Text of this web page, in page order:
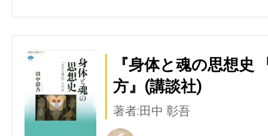
『身体と魂の思想史
方』(講談社)
著者:田中 彰吾